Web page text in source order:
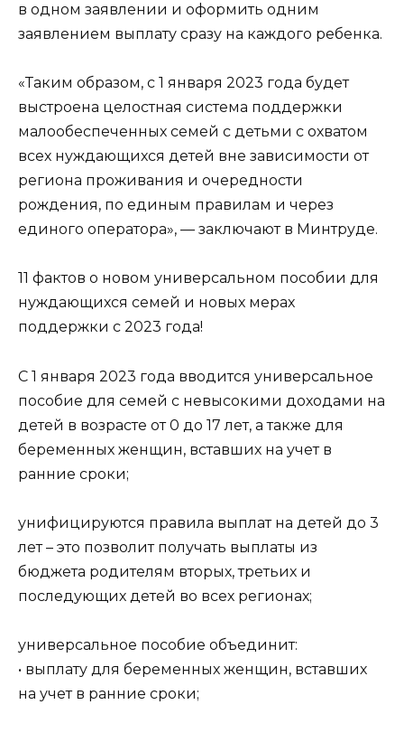
в одном заявлении и оформить одним
заявлением выплату сразу на каждого ребенка.
«Таким образом, с 1 января 2023 года будет
выстроена целостная система поддержки
малообеспеченных семей с детьми с охватом
всех нуждающихся детей вне зависимости от
региона проживания и очередности
рождения, по единым правилам и через
единого оператора», — заключают в Минтруде.
11 фактов о новом универсальном пособии для
нуждающихся семей и новых мерах
поддержки с 2023 года!
С 1 января 2023 года вводится универсальное
пособие для семей с невысокими доходами на
детей в возрасте от 0 до 17 лет, а также для
беременных женщин, вставших на учет в
ранние сроки;
унифицируются правила выплат на детей до 3
лет – это позволит получать выплаты из
бюджета родителям вторых, третьих и
последующих детей во всех регионах;
универсальное пособие объединит:
• выплату для беременных женщин, вставших
на учет в ранние сроки;